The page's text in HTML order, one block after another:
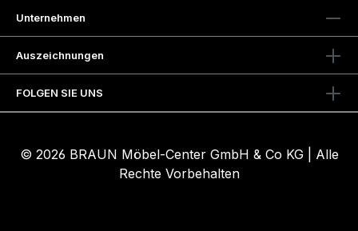
Unternehmen
Auszeichnungen
FOLGEN SIE UNS
© 2026 BRAUN Möbel-Center GmbH & Co KG | Alle
Rechte Vorbehalten